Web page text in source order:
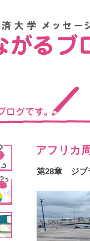
アフリカ
第28章 ジブ